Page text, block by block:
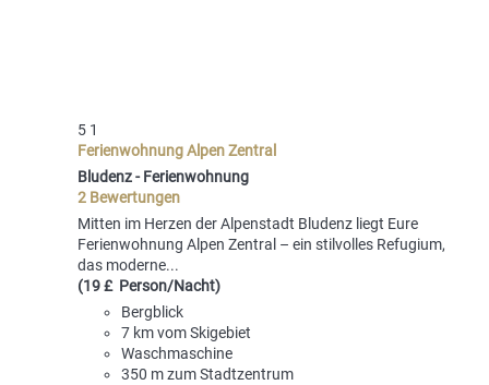
5 1
Ferienwohnung Alpen Zentral
Bludenz -Ferienwohnung
2 Bewertungen
Mitten im Herzen der Alpenstadt Bludenz liegt Eure
Ferienwohnung Alpen Zentral – ein stilvolles Refugium,
das moderne...
(19 £ Person/Nacht)
Bergblick
7 km vom Skigebiet
Waschmaschine
350 m zum Stadtzentrum